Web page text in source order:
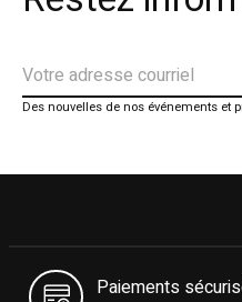
Des nouvelles de nos événements et
Paiements